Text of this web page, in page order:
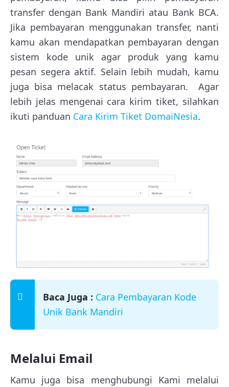
transfer dengan Bank Mandiri atau Bank BCA.
Jika pembayaran menggunakan transfer, nanti
kamu akan mendapatkan pembayaran dengan
sistem kode unik agar produk yang kamu
pesan segera aktif. Selain lebih mudah, kamu
juga bisa melacak status pembayaran. Agar
lebih jelas mengenai cara kirim tiket, silahkan
ikuti panduan Cara Kirim Tiket DomaiNesia.
Baca Juga : Cara Pembayaran Kode
Unik Bank Mandiri
Melalui Email
Kamu juga bisa menghubungi Kami melalui